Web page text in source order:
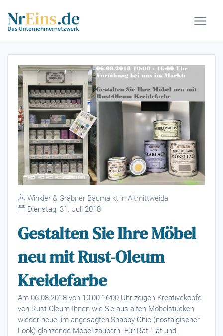
Winkler & Gräbner Baumarkt in Altmittweida
Dienstag, 31. Juli 2018
Gestalten Sie Ihre Möbel
neu mit Rust-Oleum
Kreidefarbe
Am 06.08.2018 von 10:00-16:00 Uhr zeigen Kreativeköpfe
von Rust-Oleum Ihnen wie Sie aus alten Möbelstücken
wieder neue, im angesagten Shabby Chic (nostalgischer
Look) glänzende Möbel zaubern. Für Rat, Tat und